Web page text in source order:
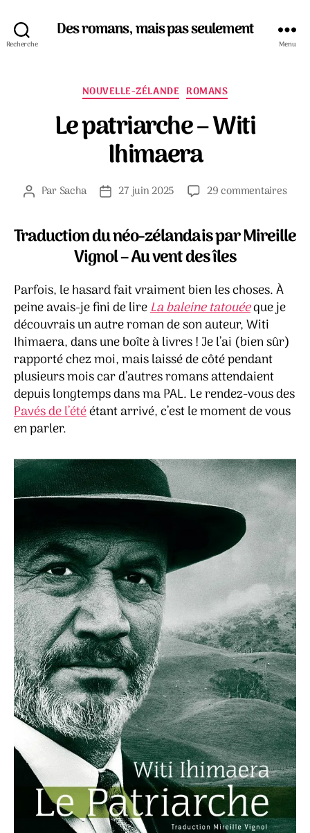
Recherche
Des romans, mais pas seulement
Menu
Catégories
NOUVELLE-ZÉLANDE ROMANS
Le patriarche – Witi
Ihimaera
Auteur
ParSacha
Date27 juin 2025 29 commentairessur
–
Traduction du néo-zélandais par Mireille
Vignol – Au vent des îles
Parfois, le hasard fait vraiment bien les choses. À
peine avais-je fini de lireLa baleine tatouéeque je
découvrais un autre roman de son auteur, Witi
Ihimaera, dans une boîte à livres ! Je l’ai (bien sûr)
rapporté chez moi, mais laissé de côté pendant
plusieurs mois car d’autres romans attendaient
depuis longtemps dans ma PAL. Le rendez-vous des
Pavés de l’étéétant arrivé, c’est le moment de vous
en parler.